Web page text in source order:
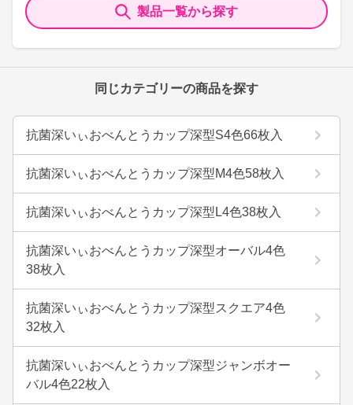
製品一覧から探す
同じカテゴリーの商品を探す
抗菌深いぃおべんとうカップ深型S4色66枚入
抗菌深いぃおべんとうカップ深型M4色58枚入
抗菌深いぃおべんとうカップ深型L4色38枚入
抗菌深いぃおべんとうカップ深型オーバル4色
38枚入
抗菌深いぃおべんとうカップ深型スクエア4色
32枚入
抗菌深いぃおべんとうカップ深型ジャンボオー
バル4色22枚入